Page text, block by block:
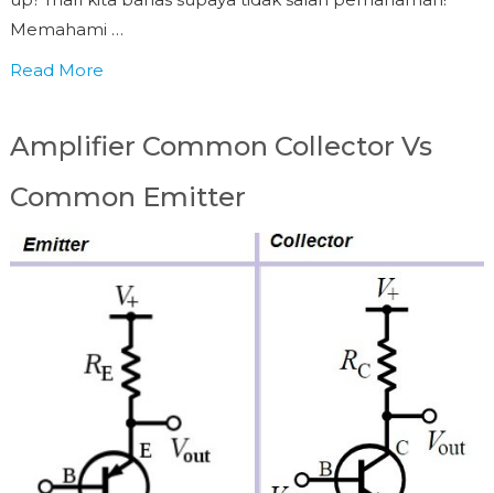
Memahami …
Read More
Amplifier Common Collector Vs
Common Emitter